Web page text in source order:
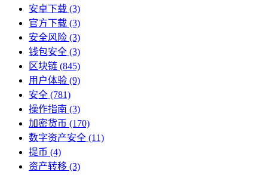
安卓下载 (3)
官方下载 (3)
安全风险 (3)
钱包安全 (3)
区块链 (845)
用户体验 (9)
安全 (781)
操作指南 (3)
加密货币 (170)
数字资产安全 (11)
提币 (4)
资产转移 (3)